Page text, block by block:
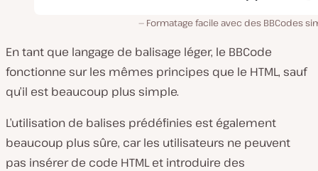
Formatage facile avec des BBCodes
En tant que langage de balisage léger, le BBCode
fonctionne sur les mêmes principes que le HTML, sauf
qu’il est beaucoup plus simple.
L’utilisation de balises prédéfinies est également
beaucoup plus sûre, car les utilisateurs ne peuvent
pas insérer de code HTML et introduire des